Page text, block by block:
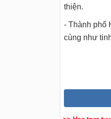
thiện.
- Thành phố
cùng như